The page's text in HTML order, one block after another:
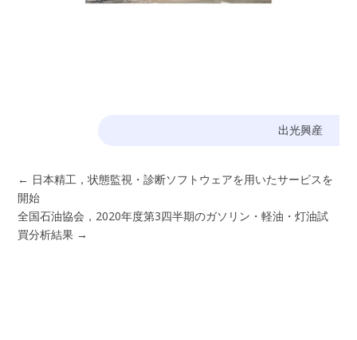
出光興産
← 日本精工，状態監視・診断ソフトウェアを用いたサービスを
開始
全国石油協会，2020年度第3四半期のガソリン・軽油・灯油試
買分析結果 →